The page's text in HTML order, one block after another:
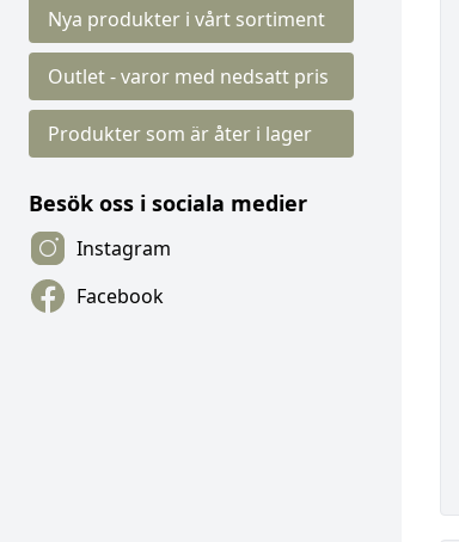
Nya produkter i vårt sortiment
Outlet - varor med nedsatt pris
Produkter som är åter i lager
Besök oss i sociala medier
Instagram
Facebook